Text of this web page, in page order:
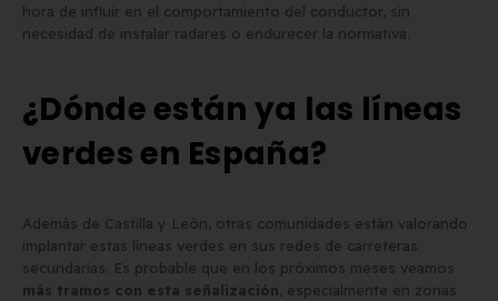
hora de influir en el comportamiento del conductor, sin
necesidad de instalar radares o endurecer la normativa.
¿Dónde están ya las líneas
verdes en España?
Además de Castilla y León, otras comunidades están valorando
implantar estas líneas verdes en sus redes de carreteras
secundarias. Es probable que en los próximos meses veamos
más tramos con esta señalización , especialmente en zonas